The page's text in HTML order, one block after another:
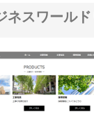
ネスワール